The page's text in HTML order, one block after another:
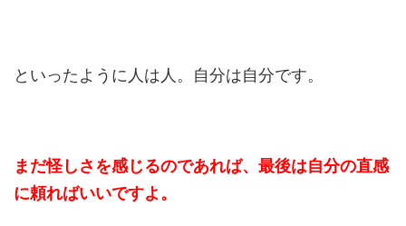
といったように人は人。自分は自分です。
まだ怪しさを感じるのであれば、最後は自分の直感
に頼ればいいですよ。